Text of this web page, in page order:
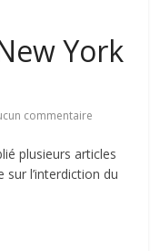
York
commentaire
plusieurs articles
l’interdiction du